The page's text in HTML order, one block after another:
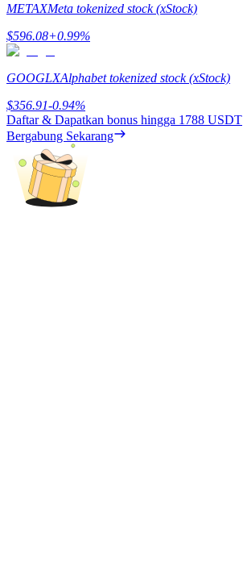
Menghasilkan
Babi Kekuatan
METAXMeta tokenized stock (xStock)
$596.08+0.99%
GOOGLXAlphabet tokenized stock (xStock)
$356.91-0.94%
Daftar & Dapatkan bonus hingga 1788 USDT
Bergabung Sekarang